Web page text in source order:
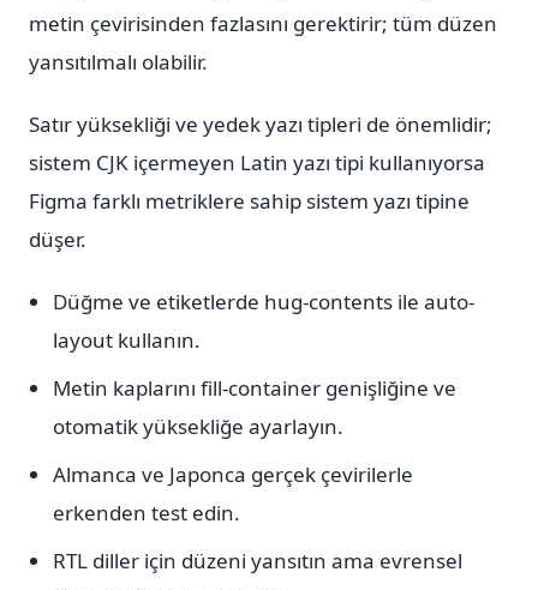
metin çevirisinden fazlasını gerektirir; tüm düzen
yansıtılmalı olabilir.
Satır yüksekliği ve yedek yazı tipleri de önemlidir;
sistem CJK içermeyen Latin yazı tipi kullanıyorsa
Figma farklı metriklere sahip sistem yazı tipine
düşer.
Düğme ve etiketlerde hug-contents ile auto-
layout kullanın.
Metin kaplarını fill-container genişliğine ve
otomatik yüksekliğe ayarlayın.
Almanca ve Japonca gerçek çevirilerle
erkenden test edin.
RTL diller için düzeni yansıtın ama evrensel